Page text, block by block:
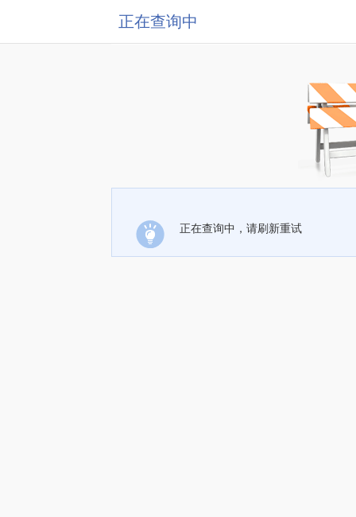
正在查询中
正在查询中，请刷新重试